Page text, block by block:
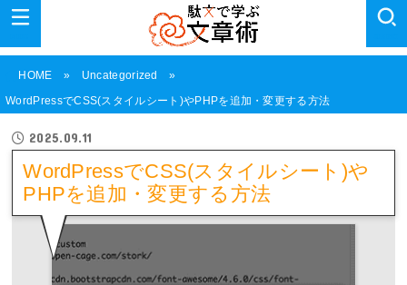
HOME
Uncategorized
WordPressでCSS(スタイルシート)やPHPを追加・変更する方法
2025.09.11
WordPressでCSS(スタイルシート)や
PHPを追加・変更する方法